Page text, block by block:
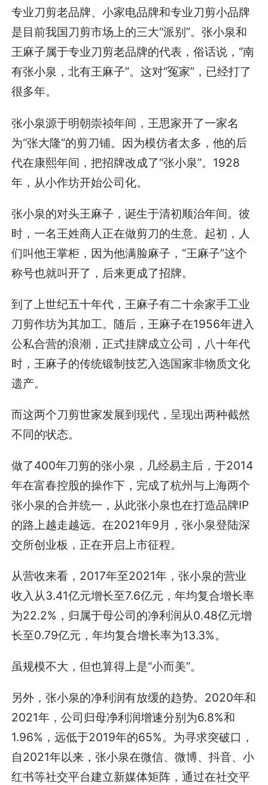
专业刀剪老品牌、小家电品牌和专业刀剪小品牌
是目前我国刀剪市场上的三大“派别”。张小泉和
王麻子属于专业刀剪老品牌的代表，俗话说，“南
有张小泉，北有王麻子”。这对“冤家”，已经打了
很多年。
张小泉源于明朝崇祯年间，王思家开了一家名
为“张大隆”的剪刀铺。因为模仿者太多，他的后
代在康熙年间，把招牌改成了“张小泉”。1928
年，从小作坊开始公司化。
张小泉的对头王麻子，诞生于清初顺治年间。彼
时，一名王姓商人正在做剪刀的生意。起初，人
们叫他王掌柜，因为他满脸麻子，“王麻子”这个
称号也就叫开了，后来更成了招牌。
到了上世纪五十年代，王麻子有二十余家手工业
刀剪作坊为其加工。随后，王麻子在1956年进入
公私合营的浪潮，正式挂牌成立公司，八十年代
时，王麻子的传统锻制技艺入选国家非物质文化
遗产。
而这两个刀剪世家发展到现代，呈现出两种截然
不同的状态。
做了400年刀剪的张小泉，几经易主后，于2014
年在富春控股的操作下，完成了杭州与上海两个
张小泉的合并统一，从此张小泉也在打造品牌IP
的路上越走越远。在2021年9月，张小泉登陆深
交所创业板，正在开启上市征程。
从营收来看，2017年至2021年，张小泉的营业
收入从3.41亿元增长至7.6亿元，年均复合增长率
为22.2%，归属于母公司的净利润从0.48亿元增
长至0.79亿元，年均复合增长率为13.3%。
虽规模不大，但也算得上是“小而美”。
另外，张小泉的净利润有放缓的趋势。2020年和
2021年，公司归母净利润增速分别为6.8%和
1.96%，远低于2019年的65%。为寻求突破口，
自2021年以来，张小泉在微信、微博、抖音、小
红书等社交平台建立新媒体矩阵，通过在社交平